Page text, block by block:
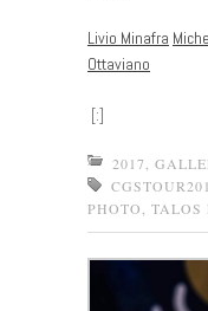
Livio Minafra
Ottaviano
[:]
2017
PHOTO
TALOS